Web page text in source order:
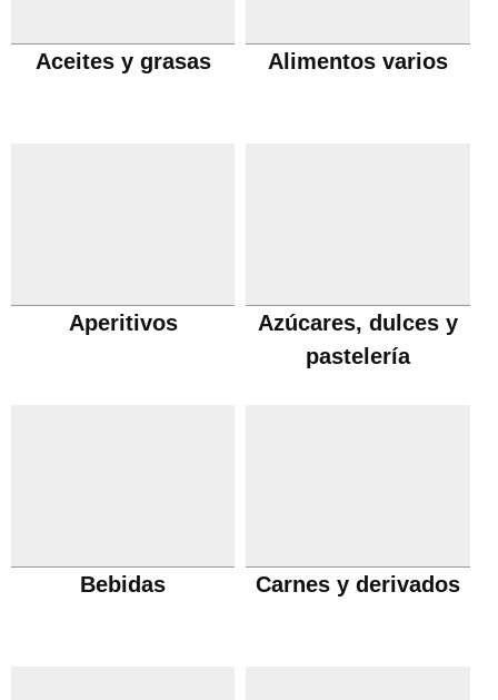
Aceites y grasas Alimentos varios
Aperitivos
Azúcares, dulces y
pastelería
Bebidas Carnes y derivados